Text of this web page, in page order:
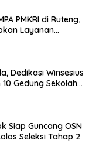
PMKRI di Ruteng,
Layanan
Dedikasi Winsesius
Gedung Sekolah
Siap Guncang OSN
Seleksi Tahap 2